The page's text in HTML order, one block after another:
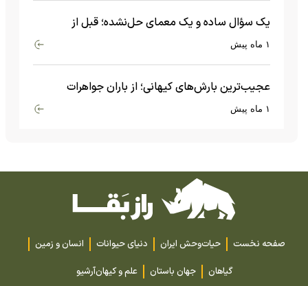
یک سؤال ساده و یک معمای حل‌نشده؛ قبل از
بیگ‌بنگ و آغاز جهان چه چیزی وجود داشت؟۱ ماه پیش
عجیب‌ترین بارش‌های کیهانی؛ از باران جواهرات
گران‌قیمت تا بارش آهن و شیشه۱ ماه پیش
صفحه نخست حیات‌وحش ایران دنیای حیوانات
انسان و زمین
گیاهان
جهان باستان علم و کیهانآرشیو